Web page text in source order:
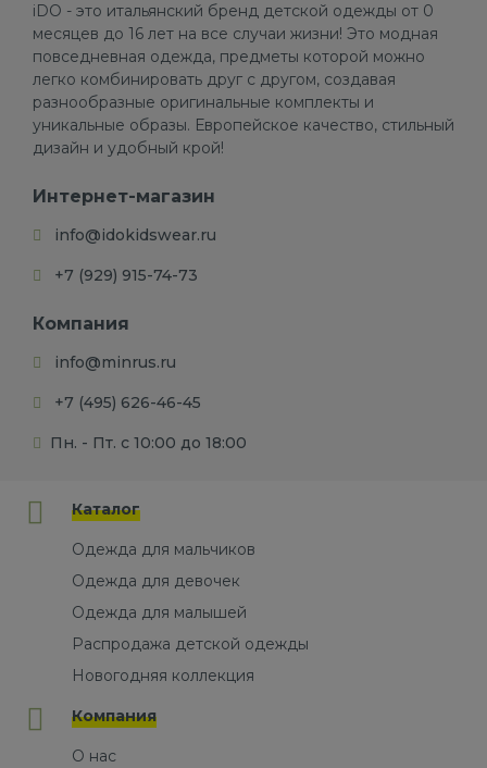
iDO - это итальянский бренд детской одежды от 0
месяцев до 16 лет на все случаи жизни! Это модная
повседневная одежда, предметы которой можно
легко комбинировать друг с другом, создавая
разнообразные оригинальные комплекты и
уникальные образы. Европейское качество, стильный
дизайн и удобный крой!
Интернет-магазин
info@idokidswear.ru
+7 (929) 915-74-73
Компания
info@minrus.ru
+7 (495) 626-46-45
Пн. - Пт. с 10:00 до 18:00
Каталог
Одежда для мальчиков
Одежда для девочек
Одежда для малышей
Распродажа детской одежды
Новогодняя коллекция
Компания
О нас